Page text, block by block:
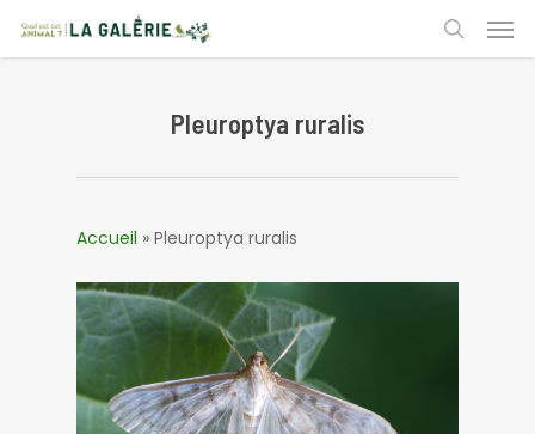
main
search
Pleuroptya ruralis
Accueil » Pleuroptya ruralis